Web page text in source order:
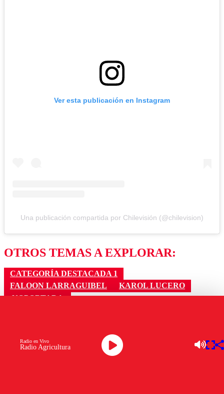
Ver esta publicación en Instagram
Una publicación compartida por Chilevisión (@chilevision)
OTROS TEMAS A EXPLORAR:
CATEGORÍA DESTACADA 1
FALOON LARRAGUIBEL
KAROL LUCERO
NOPORTADA
Los comentarios son moderados para garantizar un
LAS MÁS LEÍDAS
Radio Agricultura
Radio en Vivo